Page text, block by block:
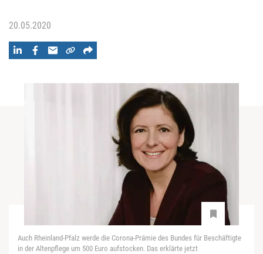
20.05.2020
Auch Rheinland-Pfalz werde die Corona-Prämie des Bundes für Beschäftigte
in der Altenpflege um 500 Euro aufstocken. Das erklärte jetzt